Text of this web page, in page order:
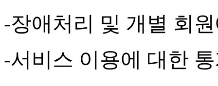
-장애처리 및 개별 회
-서비스 이용에 대한